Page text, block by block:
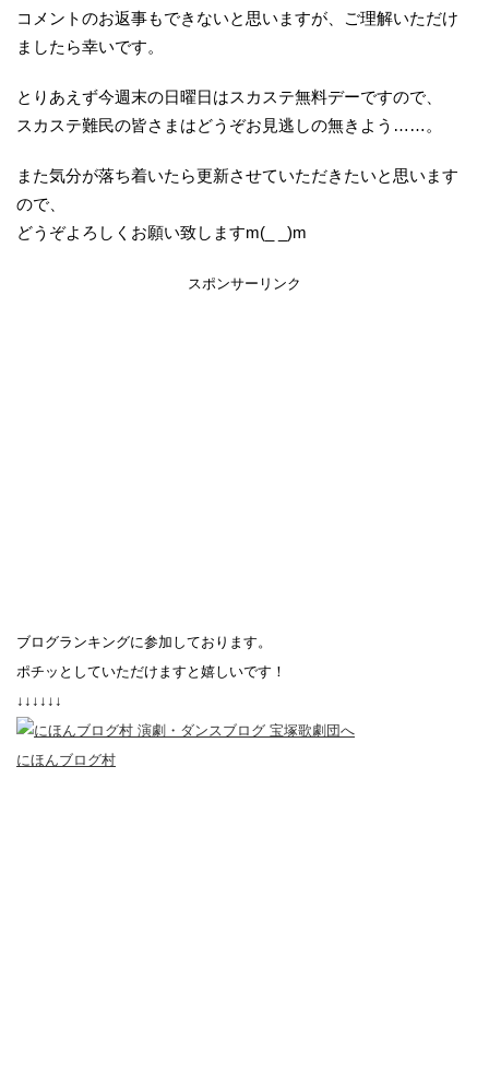
コメントのお返事もできないと思いますが、ご理解いただけ
ましたら幸いです。
とりあえず今週末の日曜日はスカステ無料デーですので、
スカステ難民の皆さまはどうぞお見逃しの無きよう……。
また気分が落ち着いたら更新させていただきたいと思います
ので、
どうぞよろしくお願い致しますm(_ _)m
スポンサーリンク
ブログランキングに参加しております。
ポチッとしていただけますと嬉しいです！
↓↓↓↓↓↓
にほんブログ村